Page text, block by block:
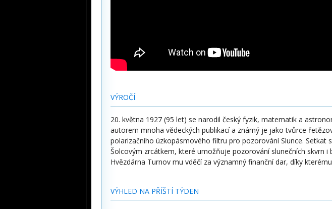
VÝROČÍ
20. května 1927 (95 let) se narodil český fyzik, matematik a
autorem mnoha vědeckých publikací a známý je jako tvůrce
polarizačního úzkopásmového filtru pro pozorování Slunce. Setkat
Šolcovým zrcátkem, které umožňuje pozorování slunečních skvrn i
Hvězdárna Turnov mu vděčí za významný finanční dar, díky
VÝHLED NA PŘÍŠTÍ TÝDEN